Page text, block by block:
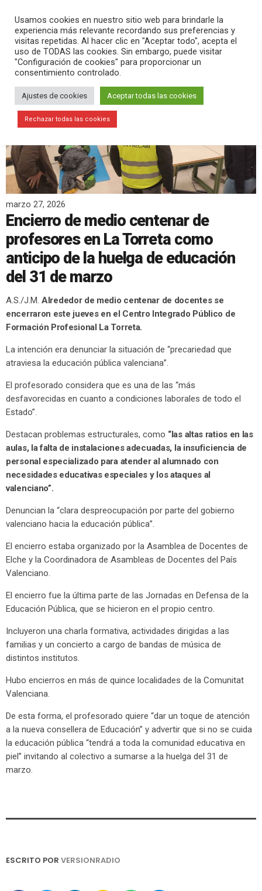
search menu pause PLAY
marzo 27, 2026
Encierro de medio centenar de
profesores en La Torreta como
anticipo de la huelga de educación
del 31 de marzo
A.S./J.M. Alrededor de medio centenar de docentes se
encerraron este jueves en el Centro Integrado Público de
Formación Profesional La Torreta.
La intención era denunciar la situación de “precariedad que
atraviesa la educación pública valenciana”.
El profesorado considera que es una de las “más
desfavorecidas en cuanto a condiciones laborales de todo el
Estado”.
Destacan problemas estructurales, como “las altas ratios en las
aulas, la falta de instalaciones adecuadas, la insuficiencia de
personal especializado para atender al alumnado con
necesidades educativas especiales y los ataques al
valenciano”.
Denuncian la “clara despreocupación por parte del gobierno
valenciano hacia la educación pública”.
El encierro estaba organizado por la Asamblea de Docentes de
Elche y la Coordinadora de Asambleas de Docentes del País
Valenciano.
El encierro fue la última parte de las Jornadas en Defensa de la
Educación Pública, que se hicieron en el propio centro.
Incluyeron una charla formativa, actividades dirigidas a las
familias y un concierto a cargo de bandas de música de
distintos institutos.
Hubo encierros en más de quince localidades de la Comunitat
Valenciana.
De esta forma, el profesorado quiere “dar un toque de atención
a la nueva consellera de Educación” y advertir que si no se cuida
la educación pública “tendrá a toda la comunidad educativa en
piel” invitando al colectivo a sumarse a la huelga del 31 de
marzo.
ESCRITO POR VERSIONRADIO
Usamos cookies en nuestro sitio web para brindarle la
experiencia más relevante recordando sus preferencias y
visitas repetidas. Al hacer clic en "Aceptar todo", acepta el
uso de TODAS las cookies. Sin embargo, puede visitar
"Configuración de cookies" para proporcionar un
consentimiento controlado.
Ajustes de cookies Aceptar todas las cookies
Rechazar todas las cookies